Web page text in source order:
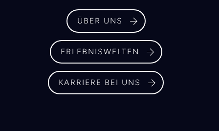
ÜBER UNS
ERLEBNISWELTEN
KARRIERE BEI UNS